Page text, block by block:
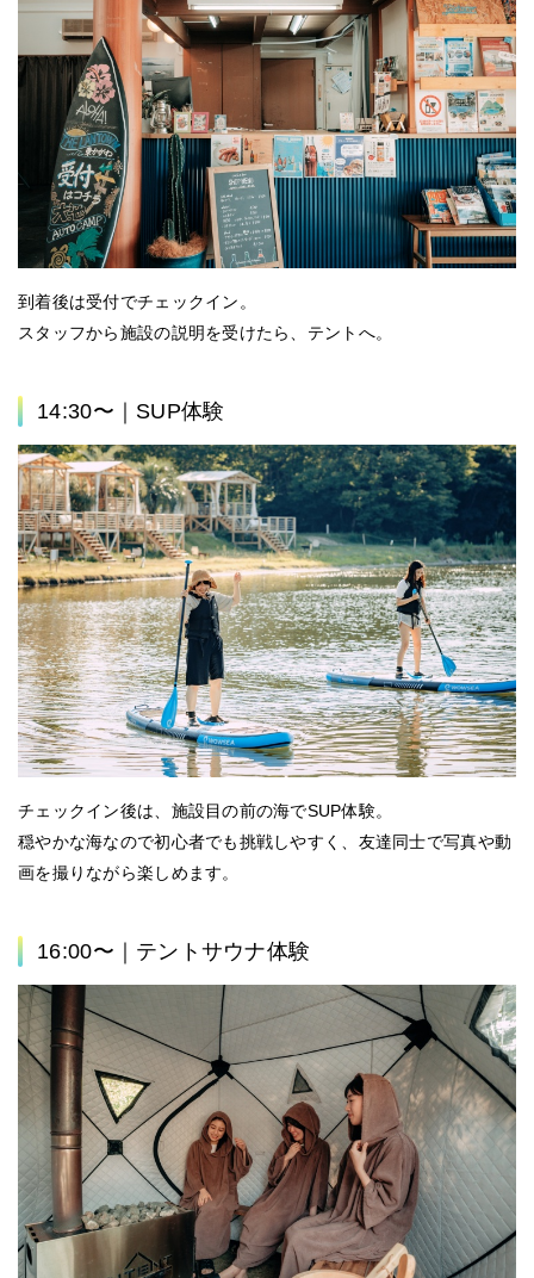
到着後は受付でチェックイン。
スタッフから施設の説明を受けたら、テントへ。
14:30〜｜SUP体験
チェックイン後は、施設目の前の海でSUP体験。
穏やかな海なので初心者でも挑戦しやすく、友達同士で写真や動
画を撮りながら楽しめます。
16:00〜｜テントサウナ体験